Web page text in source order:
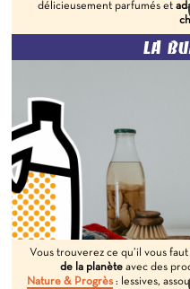
délicieusement parfumés et
LA
Vous trouverez ce qu’il vous
de la planète avec des
Nature & Progrès: lessives,